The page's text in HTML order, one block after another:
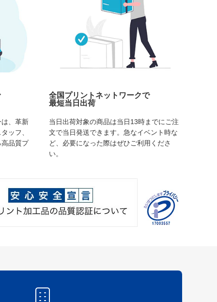
、革新
ッフ、
品質プ
全国プリントネットワークで
最短当日出荷
当日出荷対象の商品は当日13時までにご注
文で当日発送できます。急なイベント時な
ど、必要になった際はぜひご利用くださ
い。